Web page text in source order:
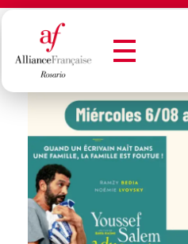
Alianza Francesa de Rosario - Francès en Rosario
Alianza Francesa de Rosario - Francès en Rosario